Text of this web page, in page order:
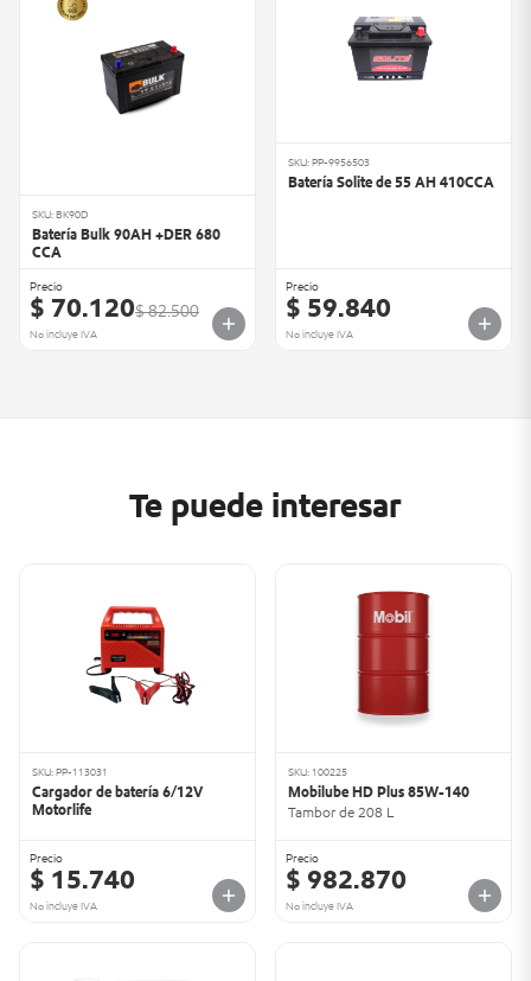
SKU: BK90D
Batería Bulk 90AH +DER 680
CCA
Precio
$ 70.120$ 82.500
No incluye IVA
SKU: PP-9956503
Batería Solite de 55 AH 410CCA
Precio
$ 59.840
No incluye IVA
Te puede interesar
SKU: PP-113031
Cargador de batería 6/12V
Motorlife
Precio
$ 15.740
No incluye IVA
SKU: 100225
Mobilube HD Plus 85W-140
Tambor de 208 L
Precio
$ 982.870
No incluye IVA